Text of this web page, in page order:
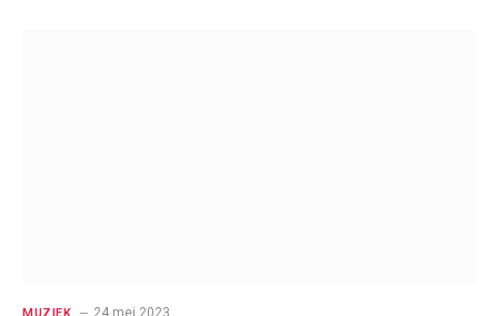
24 mei 2023